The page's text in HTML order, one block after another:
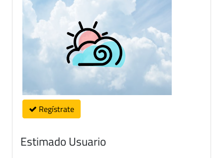
Regístrate
Estimado Usuario